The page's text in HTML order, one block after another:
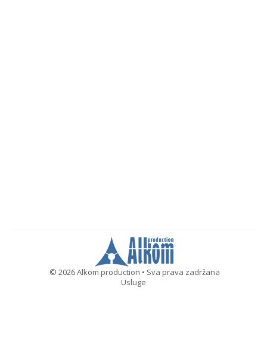
© 2026 Alkom production • Sva prava zadržana
Usluge